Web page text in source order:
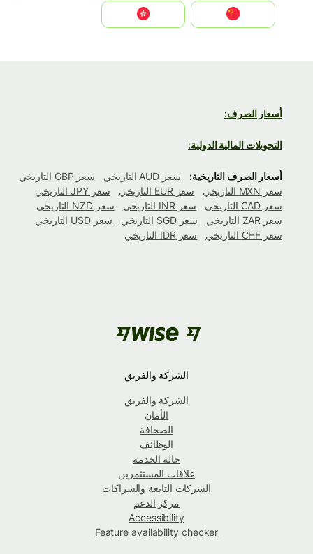
أسعار الصرف:
التحويلات المالية الدولية:
أسعار الصرف التاريخية: سعر AUD التاريخي
سعر GBP التاريخي
سعر MXN التاريخي
سعر EUR التاريخي
سعر JPY التاريخي
سعر CAD التاريخي
سعر INR التاريخي
سعر NZD التاريخي
سعر ZAR التاريخي
سعر SGD التاريخي
سعر USD التاريخي
سعر CHF التاريخي
سعر IDR التاريخي
الشركة والفريق
الشركة والفريق
الأمان
الصحافة
الوظائف
حالة الخدمة
علاقات المستثمرين
الشركات التابعة والشراكات
مركز الدعم
Accessibility
Feature availability checker